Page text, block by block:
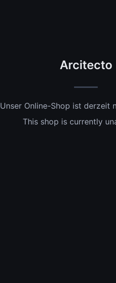
Arcitecto
Unser Online-Shop ist derzeit
This shop is currently